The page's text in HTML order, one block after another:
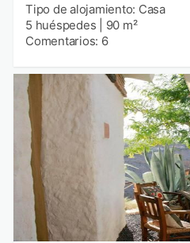
Tipo de alojamiento: Casa
5 huéspedes
90 m²
Comentarios: 6